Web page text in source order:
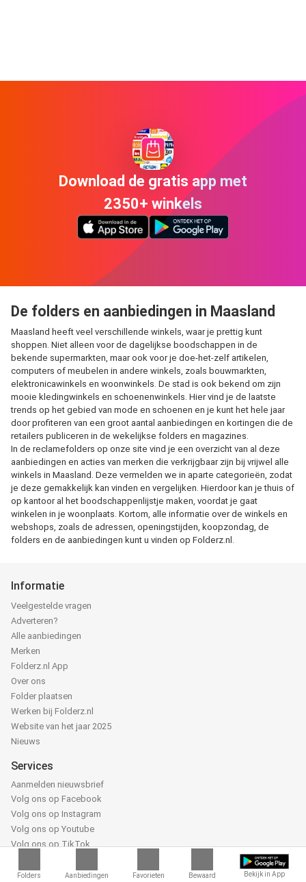
Folders Aanbiedingen Favorieten Bewaard Bekijk in App
Download de gratis app met
2350+ winkels
De folders en aanbiedingen in Maasland
Maasland heeft veel verschillende winkels, waar je prettig kunt
shoppen. Niet alleen voor de dagelijkse boodschappen in de
bekende supermarkten, maar ook voor je doe-het-zelf artikelen,
computers of meubelen in andere winkels, zoals bouwmarkten,
elektronicawinkels en woonwinkels. De stad is ook bekend om zijn
mooie kledingwinkels en schoenenwinkels. Hier vind je de laatste
trends op het gebied van mode en schoenen en je kunt het hele jaar
door profiteren van een groot aantal aanbiedingen en kortingen die de
retailers publiceren in de wekelijkse folders en magazines.
In de reclamefolders op onze site vind je een overzicht van al deze
aanbiedingen en acties van merken die verkrijgbaar zijn bij vrijwel alle
winkels in Maasland. Deze vermelden we in aparte categorieën, zodat
je deze gemakkelijk kan vinden en vergelijken. Hierdoor kan je thuis of
op kantoor al het boodschappenlijstje maken, voordat je gaat
winkelen in je woonplaats. Kortom, alle informatie over de winkels en
webshops, zoals de adressen, openingstijden, koopzondag, de
folders en de aanbiedingen kunt u vinden op Folderz.nl.
Informatie
Veelgestelde vragen
Adverteren?
Alle aanbiedingen
Merken
Folderz.nl App
Over ons
Folder plaatsen
Werken bij Folderz.nl
Website van het jaar 2025
Nieuws
Services
Aanmelden nieuwsbrief
Volg ons op Facebook
Volg ons op Instagram
Volg ons op Youtube
Volg ons op TikTok
Partners